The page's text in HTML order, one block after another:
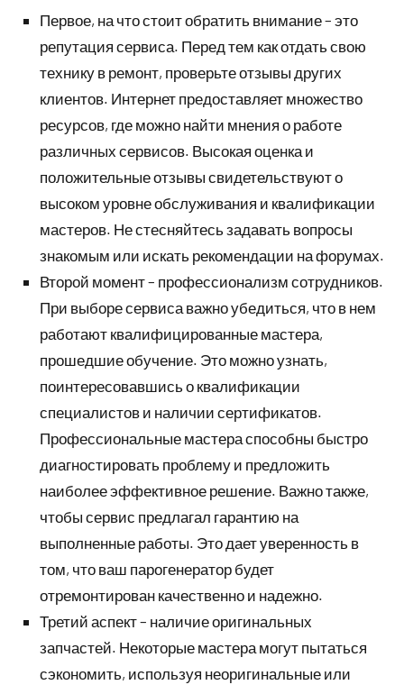
Первое, на что стоит обратить внимание – это
репутация сервиса. Перед тем как отдать свою
технику в ремонт, проверьте отзывы других
клиентов. Интернет предоставляет множество
ресурсов, где можно найти мнения о работе
различных сервисов. Высокая оценка и
положительные отзывы свидетельствуют о
высоком уровне обслуживания и квалификации
мастеров. Не стесняйтесь задавать вопросы
знакомым или искать рекомендации на форумах.
Второй момент – профессионализм сотрудников.
При выборе сервиса важно убедиться, что в нем
работают квалифицированные мастера,
прошедшие обучение. Это можно узнать,
поинтересовавшись о квалификации
специалистов и наличии сертификатов.
Профессиональные мастера способны быстро
диагностировать проблему и предложить
наиболее эффективное решение. Важно также,
чтобы сервис предлагал гарантию на
выполненные работы. Это дает уверенность в
том, что ваш парогенератор будет
отремонтирован качественно и надежно.
Третий аспект – наличие оригинальных
запчастей. Некоторые мастера могут пытаться
сэкономить, используя неоригинальные или